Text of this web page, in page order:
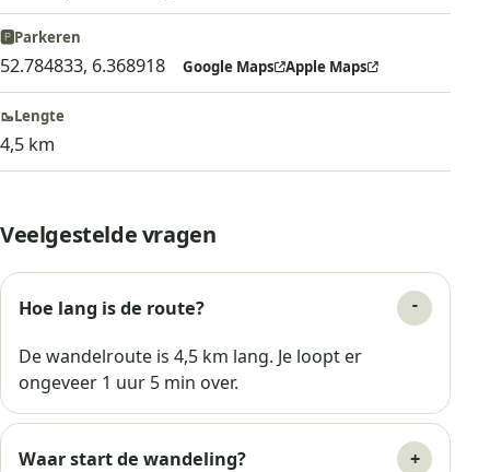
Veelgestelde vragen
Hoe lang is de route?
De wandelroute is 4,5 km lang. Je loopt er
ongeveer 1 uur 5 min over.
Waar start de wandeling?
🅿️Parkeren
52.784833, 6.368918 Google Maps Apple Maps
🥾Lengte
4,5 km